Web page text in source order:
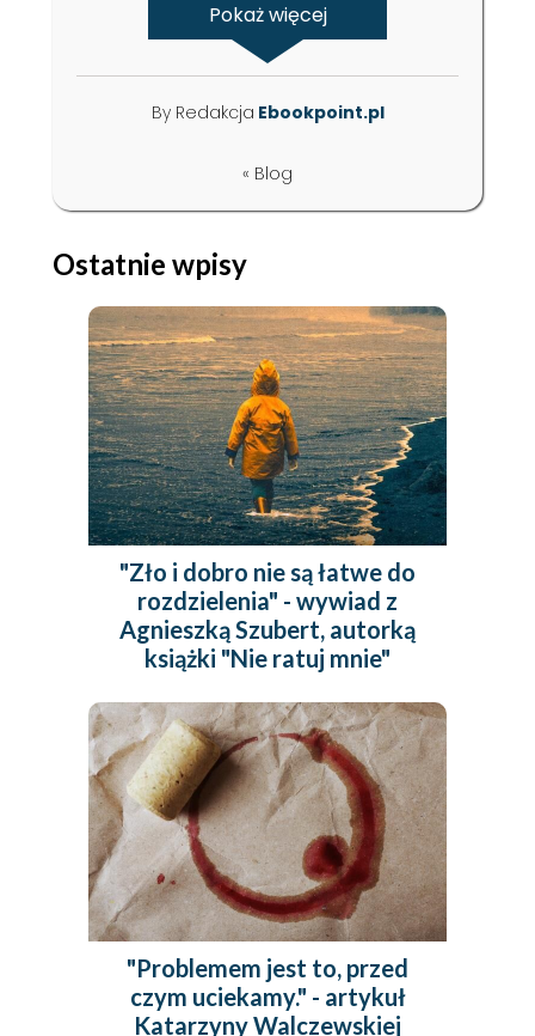
ebook książka
Historyczne bzdury
o średniowieczu.
Jak naprawdę żyło
się w czasach dam i
rycerzy?
Anna Zielińska
29.95 zł
59.90 zł (-50%)
(29,95 zł najniższa cena z 30 dni)
ebook książka
Algorytmy
sztucznej
inteligencji.
Ilustrowany
przewodnik
Rishal Hurbans
53.40 zł
89.00 zł (-40%)
(9,90 zł najniższa cena z 30 dni)
ebook książka
Python.
ebook audiobook książka
Uwięzieni w grach
Pokaż więcej
« Blog
By Redakcja Ebookpoint.pl
Ostatnie wpisy
"Zło i dobro nie są łatwe do
rozdzielenia" - wywiad z
Agnieszką Szubert, autorką
książki "Nie ratuj mnie"
"Problemem jest to, przed
czym uciekamy." - artykuł
Katarzyny Walczewskiej